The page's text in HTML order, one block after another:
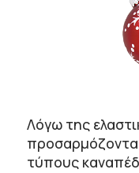
Λόγω της
τύπους